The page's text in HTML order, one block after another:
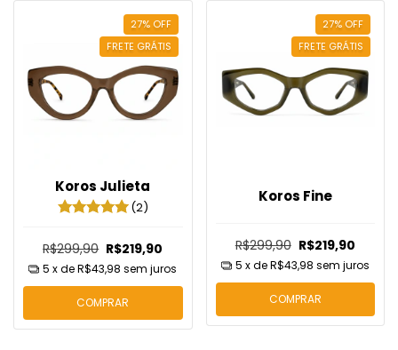
27% OFF
FRETE GRÁTIS
Koros Julieta
(2)
R$299,90 R$219,90
5 x deR$43,98 sem juros
COMPRAR
27% OFF
FRETE GRÁTIS
Koros Fine
R$299,90 R$219,90
5 x deR$43,98 sem juros
COMPRAR